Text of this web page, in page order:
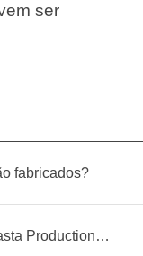
ser
fabricados?
Milestone Dispatched: 100kg/h Pasta Production Line Shipped to Angola